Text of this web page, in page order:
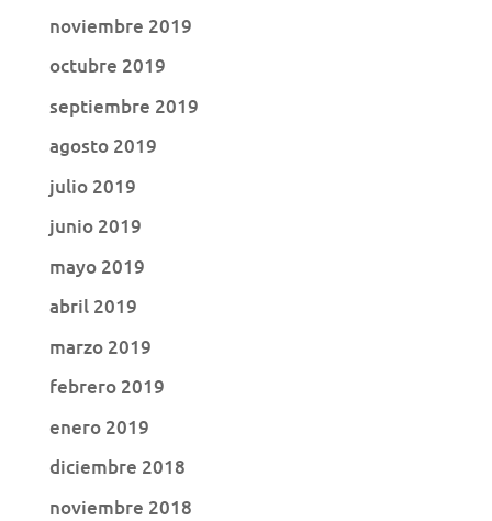
noviembre 2019
octubre 2019
septiembre 2019
agosto 2019
julio 2019
junio 2019
mayo 2019
abril 2019
marzo 2019
febrero 2019
enero 2019
diciembre 2018
noviembre 2018